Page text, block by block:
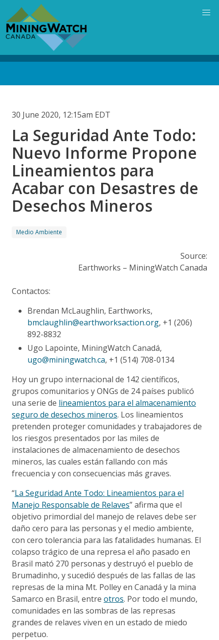
main
content
30 June 2020, 12:15am EDT
La Seguridad Ante Todo:
Nuevo Informe Propone
Lineamientos para
Acabar con Desastres de
Desechos Mineros
Medio Ambiente
Source:
Earthworks – MiningWatch Canada
Contactos:
Brendan McLaughlin, Earthworks,
bmclaughlin@earthworksaction.org, +1 (206)
892-8832
Ugo Lapointe, MiningWatch Canadá,
ugo@miningwatch.ca, +1 (514) 708-0134
Hoy un grupo internacional de 142 científicos,
grupos comunitarios y ONGs de 24 países publicó
una serie de lineamientos para el almacenamiento
seguro de desechos mineros. Los lineamientos
pretenden proteger comunidades y trabajadores de
los riesgos presentados por las miles de
instalaciones de almacenamiento de desechos
mineros, las cuales están fallando con más
frecuencia y con consecuencias más graves.
“La Seguridad Ante Todo: Lineamientos para el
Manejo Responsable de Relaves” afirma que el
objetivo primordial del manejo de relaves debe ser
daño cero para las personas y el medio ambiente,
con cero tolerancia para las fatalidades humanas. El
colapso trágico de una represa el año pasado en
Brasil mató 270 personas y destruyó el pueblo de
Brumadinho, y sucedió después de las fallas de las
represas de la mina Mt. Polley en Canadá y la mina
Samarco en Brasil, entre otros. Por todo el mundo,
comunidades en las sombras de las represas
grandes de relaves viven en un estado de miedo
perpetuo.